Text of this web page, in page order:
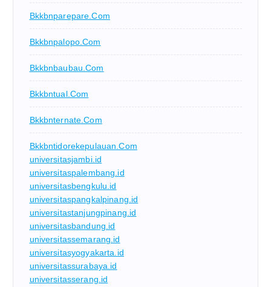
Bkkbnparepare.com
Bkkbnpalopo.com
Bkkbnbaubau.com
Bkkbntual.com
Bkkbnternate.com
Bkkbntidorekepulauan.com
universitasjambi.id
universitaspalembang.id
universitasbengkulu.id
universitaspangkalpinang.id
universitastanjungpinang.id
universitasbandung.id
universitassemarang.id
universitasyogyakarta.id
universitassurabaya.id
universitasserang.id